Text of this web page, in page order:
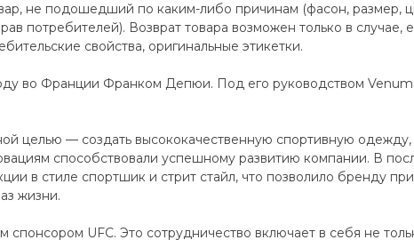
не подошедший по каким-либо причинам (фасон, размер,
потребителей). Возврат товара возможен только в
свойства, оригинальные этикетки.
во Франции Франком Депюи. Под его руководством
целью — создать высококачественную спортивную одежду,
способствовали успешному развитию компании. В
в стиле спортшик и стрит стайл, что позволило бренду
жизни.
спонсором UFC. Это сотрудничество включает в себя не